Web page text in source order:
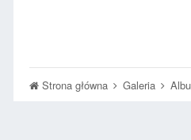
Strona główna Galeria